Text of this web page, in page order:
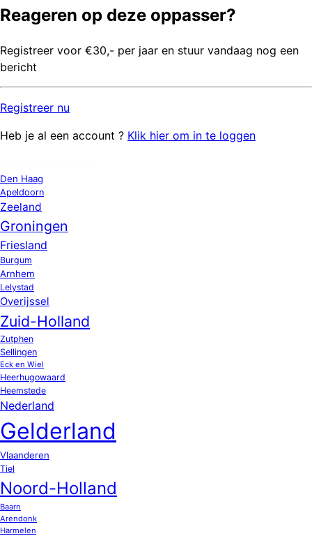
Reageren op deze oppasser?
Registreer voor €30,- per jaar en stuur vandaag nog een
bericht
Registreer nu
Heb je al een account ? Klik hier om in te loggen
Den Haag
Apeldoorn
Zeeland
Groningen
Friesland
Burgum
Arnhem
Lelystad
Overijssel
Zuid-Holland
Zutphen
Sellingen
Eck en Wiel
Heerhugowaard
Heemstede
Nederland
Gelderland
Vlaanderen
Tiel
Noord-Holland
Baarn
Arendonk
Harmelen